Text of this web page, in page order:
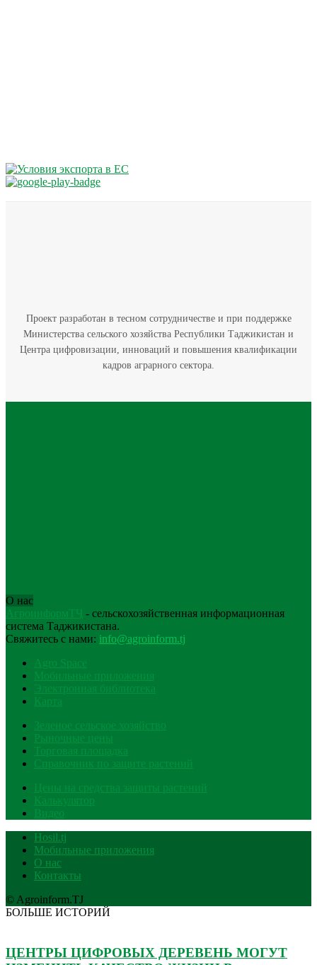
Проект разработан в тесном сотрудничестве и при поддержке
Министерства сельского хозяйства Республики Таджикистан и
Центра цифровизации, инноваций и повышения квалификации
кадров аграрного сектора.
О нас
АгроинформТҶ - сельскохозяйственная информационная
система Таджикистана.
Свяжитесь с нами: info@agroinform.tj
Agro Space
Мобильные приложения
Электронная библиотека
Карта
Зеленое сельское хозяйство
Рыночные цены
Торговая площадка
Справочник по защите растений
Цены на средства защиты растений
Калькулятор
Видео
Hosil.tj
Мобильные приложения
О нас
Контакты
© Agroinform.TJ
БОЛЬШЕ ИСТОРИЙ
ЦЕНТРЫ ЦИФРОВЫХ ДЕРЕВЕНЬ МОГУТ